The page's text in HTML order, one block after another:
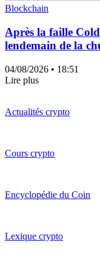
Blockchain
Après la faille
lendemain de la
04/08/2026 • 18:51
Lire plus
Actualités crypto
Cours crypto
Encyclopédie du Coin
Lexique crypto